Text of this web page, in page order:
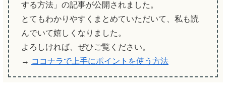
する方法」の記事が公開されました。
とてもわかりやすくまとめていただいて、私も読
んでいて嬉しくなりました。
よろしければ、ぜひご覧ください。
→ ココナラで上手にポイントを使う方法